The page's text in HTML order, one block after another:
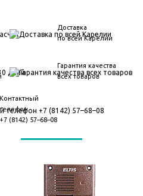
Доставка
по всей Карелии
Гарантия качества
всех товаров
Контактный
телефон
+7 (8142) 57–68–08